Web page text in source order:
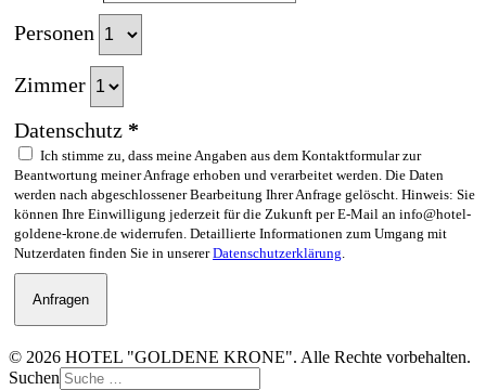
Personen
Zimmer
Datenschutz *
Ich stimme zu, dass meine Angaben aus dem Kontaktformular zur
Beantwortung meiner Anfrage erhoben und verarbeitet werden. Die Daten
werden nach abgeschlossener Bearbeitung Ihrer Anfrage gelöscht. Hinweis: Sie
können Ihre Einwilligung jederzeit für die Zukunft per E-Mail an info@hotel-
goldene-krone.de widerrufen. Detaillierte Informationen zum Umgang mit
Nutzerdaten finden Sie in unsererDatenschutzerklärung.
Anfragen
© 2026 HOTEL "GOLDENE KRONE". Alle Rechte vorbehalten.
Suchen